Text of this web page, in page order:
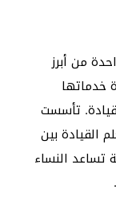
من أبرز
خدماتها
تأسست
القيادة بين
تساعد النساء